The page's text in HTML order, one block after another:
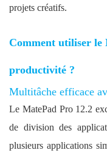
projets créatifs.
Comment utiliser le
productivité ?
Multitâche efficace
Le MatePad Pro 12.2
de division des
plusieurs applications